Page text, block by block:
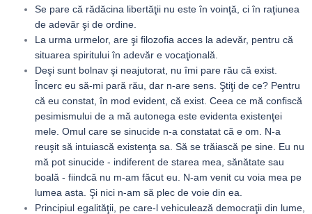
Se pare că rădăcina libertăţii nu este în voinţă, ci în raţiunea
de adevăr şi de ordine.
La urma urmelor, are şi filozofia acces la adevăr, pentru că
situarea spiritului în adevăr e vocaţională.
Deşi sunt bolnav şi neajutorat, nu îmi pare rău că exist.
Încerc eu să-mi pară rău, dar n-are sens. Ştiţi de ce? Pentru
că eu constat, în mod evident, că exist. Ceea ce mă confiscă
pesimismului de a mă autonega este evidenta existenţei
mele. Omul care se sinucide n-a constatat că e om. N-a
reuşit să intuiască existenţa sa. Să se trăiască pe sine. Eu nu
mă pot sinucide - indiferent de starea mea, sănătate sau
boală - fiindcă nu m-am făcut eu. N-am venit cu voia mea pe
lumea asta. Şi nici n-am să plec de voie din ea.
Principiul egalităţii, pe care-l vehiculează democraţii din lume,